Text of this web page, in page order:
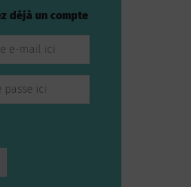
déjà un compte